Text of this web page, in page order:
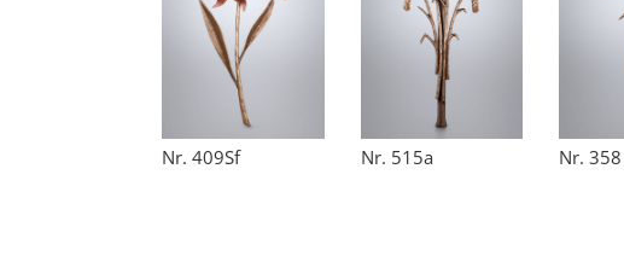
Nr. 409Sf Nr. 515a Nr. 358